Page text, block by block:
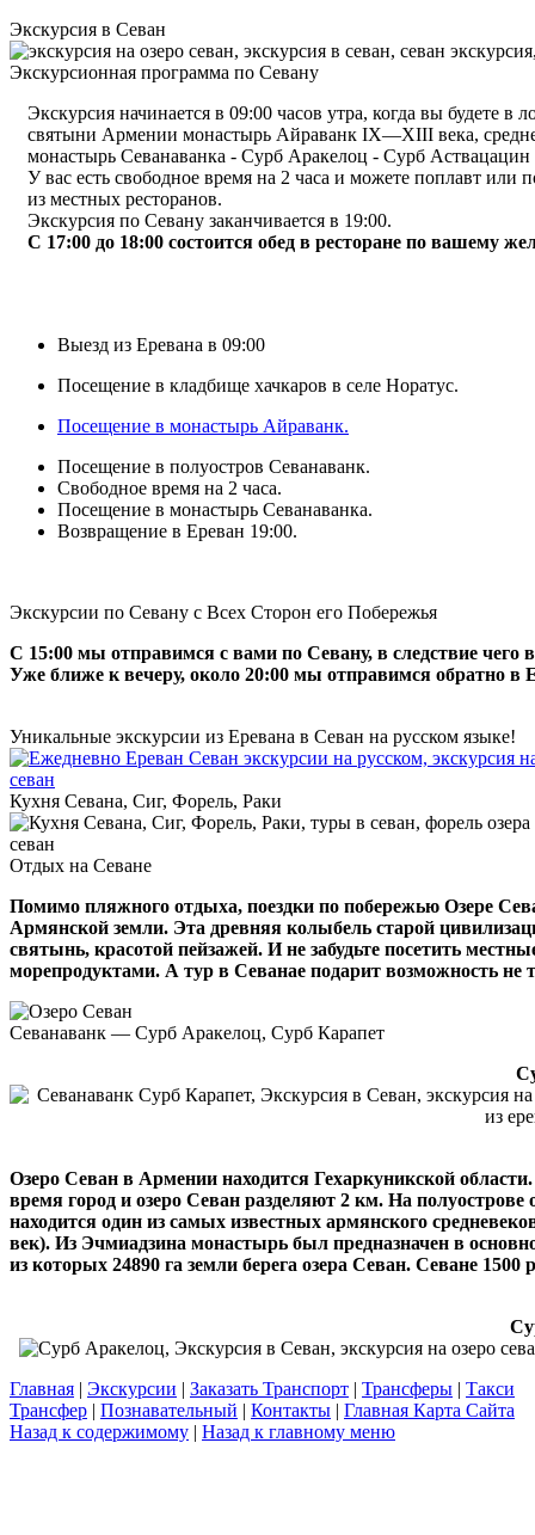
Экскурсия в Севан
Экскурсионная программа по Севану
Экскурсия начинается в 09:00 часов утра, когда вы будете
святыни Армении монастырь Айраванк IX—XIII века,
монастырь Севанаванка - Сурб Аракелоц - Сурб Аствацацин
У вас есть свободное время на 2 часа и можете поплавт
из местных ресторанов.
Экскурсия по Севану заканчивается в 19:00.
С 17:00 до 18:00 состоится обед в ресторане по вашему
Выезд из Еревана в 09:00
Посещение в кладбище хачкаров в селе Норатус.
Посещение в монастырь Айраванк.
Посещение в полуостров Севанаванк.
Свободное время на 2 часа.
Посещение в монастырь Севанаванка.
Возвращение в Ереван 19:00.
Экскурсии по Севану с Всех Сторон его Побережья
С 15:00 мы отправимся с вами по Севану, в следствие чего
Уже ближе к вечеру, около 20:00 мы отправимся обратно в
Уникальные экскурсии из Еревана в Севан на русском языке!
Кухня Севана, Сиг, Форель, Раки
Отдых на Севане
Помимо пляжного отдыха, поездки по побережью Озере
Армянской земли. Эта древняя колыбель старой
святынь, красотой пейзажей. И не забудьте посетить
морепродуктами. А тур в Севанaе подарит возможность
Севанаванк — Сурб Аракелоц, Сурб Карапет
Озеро Севан в Армении находится Гехаркуникской
время город и озеро Севан разделяют 2 км. На
находится один из самых известных армянского
век). Из Эчмиадзина монастырь был предназначен в
из которых 24890 га земли берега озера Севан. Севане
Главная | Экскурсии | Заказать Транспорт | Трансферы | Такси
Трансфер | Познавательный | Контакты | Главная Карта Сайта
Назад к содержимому | Назад к главному меню